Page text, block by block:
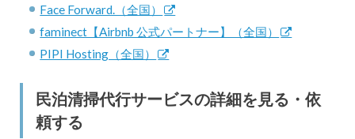
Face Forward.（全国）
faminect【Airbnb 公式パートナー】（全国）
PIPI Hosting（全国）
民泊清掃代行サービスの詳細を見る・依
頼する